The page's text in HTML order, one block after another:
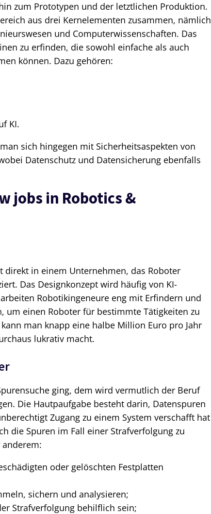
zum Prototypen und der letztlichen Produktion.
aus drei Kernelementen zusammen, nämlich
und Computerwissenschaften. Das
zu erfinden, die sowohl einfache als auch
können. Dazu gehören:
KI.
sich hingegen mit Sicherheitsaspekten von
Datenschutz und Datensicherung ebenfalls
jobs in Robotics &
direkt in einem Unternehmen, das Roboter
Das Designkonzept wird häufig von KI-
Robotikingeneure eng mit Erfindern und
um einen Roboter für bestimmte Tätigkeiten zu
man knapp eine halbe Million Euro pro Jahr
lukrativ macht.
ging, dem wird vermutlich der Beruf
Die Hautpaufgabe besteht darin, Datenspuren
Zugang zu einem System verschafft hat
die Spuren im Fall einer Strafverfolgung zu
oder gelöschten Festplatten
sichern und analysieren;
Strafverfolgung behilflich sein;